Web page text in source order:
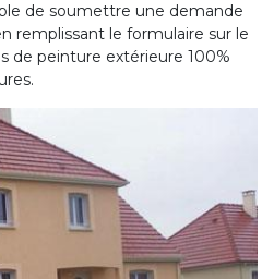
de soumettre une demande
remplissant le formulaire sur le
de peinture extérieure 100%